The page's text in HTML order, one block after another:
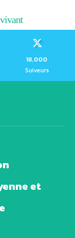
18,000
Suiveurs
et